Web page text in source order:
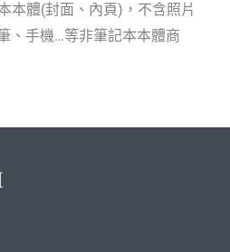
本體(封面、內頁)，不含照片
、手機…等非筆記本本體商